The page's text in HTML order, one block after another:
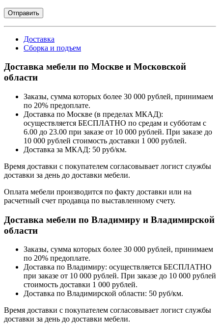
Отправить
Доставка
Сборка и подъем
Доставка мебели по Москве и Московской
области
Заказы, сумма которых более 30 000 рублей, принимаем
по 20% предоплате.
Доставка по Москве (в пределах МКАД):
осуществляется БЕСПЛАТНО по средам и субботам с
6.00 до 23.00 при заказе от 10 000 рублей. При заказе до
10 000 рублей стоимость доставки 1 000 рублей.
Доставка за МКАД: 50 руб/км.
Время доставки с покупателем согласовывает логист службы
доставки за день до доставки мебели.
Оплата мебели производится по факту доставки или на
расчетный счет продавца по выставленному счету.
Доставка мебели по Владимиру и Владимирской
области
Заказы, сумма которых более 30 000 рублей, принимаем
по 20% предоплате.
Доставка по Владимиру: осуществляется БЕСПЛАТНО
при заказе от 10 000 рублей. При заказе до 10 000 рублей
стоимость доставки 1 000 рублей.
Доставка по Владимирской области: 50 руб/км.
Время доставки с покупателем согласовывает логист службы
доставки за день до доставки мебели.